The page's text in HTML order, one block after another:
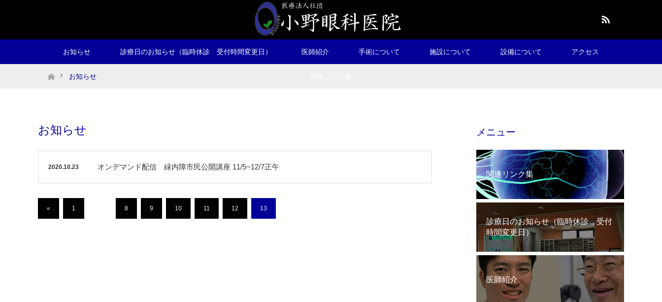
お知らせ 診療日のお知らせ（臨時休診 受付時間変更日） 医師紹介 手術について 施設について 設備について アクセス
ホームお知らせ
お知らせ
2020.10.23 オンデマンド配信 緑内障市民公開講座 11/5~12/7正午
« 1 8 9 10 11 12 13
メニュー
関連リンク集
診療日のお知らせ（臨時休診 受付
時間変更日）
医師紹介